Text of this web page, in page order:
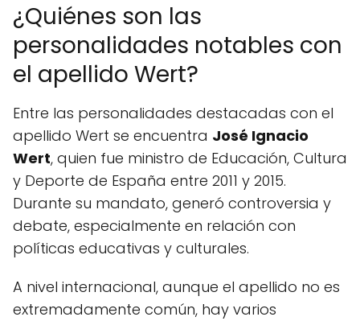
¿Quiénes son las
personalidades notables con
el apellido Wert?
Entre las personalidades destacadas con el
apellido Wert se encuentra José Ignacio
Wert, quien fue ministro de Educación, Cultura
y Deporte de España entre 2011 y 2015.
Durante su mandato, generó controversia y
debate, especialmente en relación con
políticas educativas y culturales.
A nivel internacional, aunque el apellido no es
extremadamente común, hay varios